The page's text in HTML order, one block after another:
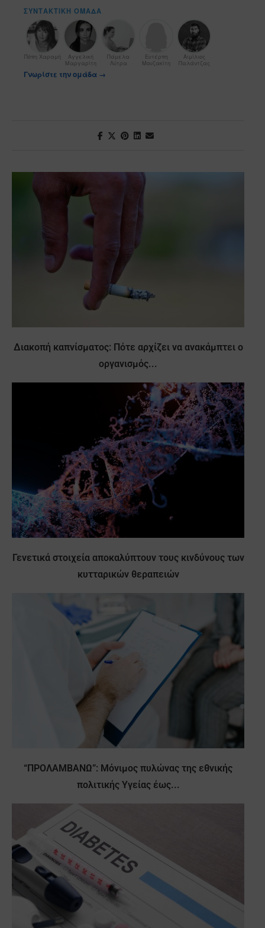
ΣΥΝΤΑΚΤΙΚΉ ΟΜΆΔΑ
Πόπη Χαραμή
Αγγελική
Μαργαρίτη
Πάμελα
Λύτρα
Ευτέρπη
Μουζακίτη
Αιμίλιος
Παλάντζας
Γνωρίστε την ομάδα →
Διακοπή καπνίσματος: Πότε αρχίζει να ανακάμπτει ο
οργανισμός...
Γενετικά στοιχεία αποκαλύπτουν τους κινδύνους των
κυτταρικών θεραπειών
“ΠΡΟΛΑΜΒΑΝΩ”: Μόνιμος πυλώνας της εθνικής
πολιτικής Υγείας έως...